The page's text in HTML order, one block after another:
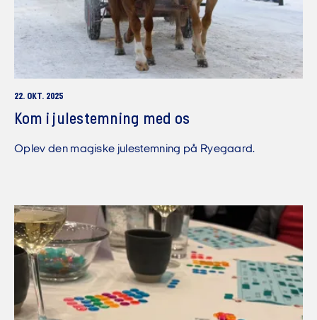
22. OKT. 2025
Kom i julestemning med os
Oplev den magiske julestemning på Ryegaard.